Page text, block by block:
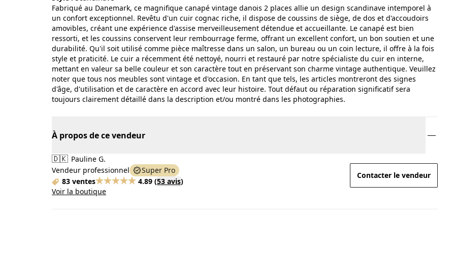
Fabriqué au Danemark, ce magnifique canapé vintage danois 2 places allie un design scandinave intemporel à
un confort exceptionnel. Revêtu d'un cuir cognac riche, il dispose de coussins de siège, de dos et d'accoudoirs
amovibles, créant une expérience d'assise merveilleusement détendue et accueillante. Le canapé est bien
ressorti, et les coussins conservent leur rembourrage ferme, offrant un excellent confort, un bon soutien et une
durabilité. Qu'il soit utilisé comme pièce maîtresse dans un salon, un bureau ou un coin lecture, il offre à la fois
style et praticité. Le cuir a récemment été nettoyé, nourri et restauré par notre spécialiste du cuir en interne,
mettant en valeur sa belle couleur et son caractère tout en préservant son charme vintage authentique. Veuillez
noter que tous nos meubles sont vintage et d'occasion. En tant que tels, les articles montreront des signes
d'âge, d'utilisation et de caractère en accord avec leur histoire. Tout défaut ou réparation significatif sera
toujours clairement détaillé dans la description et/ou montré dans les photographies.
À propos de ce vendeur
🇩🇰 Pauline G.
Vendeur professionnel
Super Pro
83 ventes
4.89 (53 avis)
Voir la boutique
Contacter le vendeur